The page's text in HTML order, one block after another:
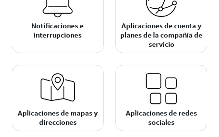
Notificaciones e
interrupciones
Aplicaciones de cuenta y
planes de la compañía de
servicio
Aplicaciones de mapas y
direcciones
Aplicaciones de redes
sociales